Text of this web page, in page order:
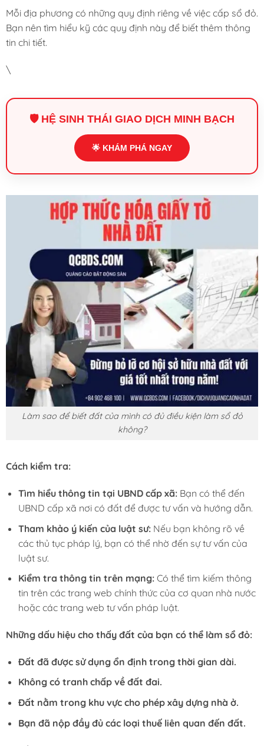
Mỗi địa phương có những quy định riêng về việc cấp sổ đỏ.
Bạn nên tìm hiểu kỹ các quy định này để biết thêm thông
tin chi tiết.
\
🛡️ HỆ SINH THÁI GIAO DỊCH MINH BẠCH
🌟 KHÁM PHÁ NGAY
Làm sao để biết đất của mình có đủ điều kiện làm sổ đỏ
không?
Cách kiểm tra:
Tìm hiểu thông tin tại UBND cấp xã:Bạn có thể đến
UBND cấp xã nơi có đất để được tư vấn và hướng dẫn.
Tham khảo ý kiến của luật sư:Nếu bạn không rõ về
các thủ tục pháp lý, bạn có thể nhờ đến sự tư vấn của
luật sư.
Kiểm tra thông tin trên mạng:Có thể tìm kiếm thông
tin trên các trang web chính thức của cơ quan nhà nước
hoặc các trang web tư vấn pháp luật.
Những dấu hiệu cho thấy đất của bạn có thể làm sổ đỏ:
Đất đã được sử dụng ổn định trong thời gian dài.
Không có tranh chấp về đất đai.
Đất nằm trong khu vực cho phép xây dựng nhà ở.
Bạn đã nộp đầy đủ các loại thuế liên quan đến đất.